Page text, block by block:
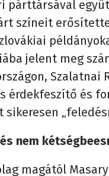
párttársával
színeit
jelent meg
Szalatnai
érdekfeszítő és
sikeresen
nem
magától